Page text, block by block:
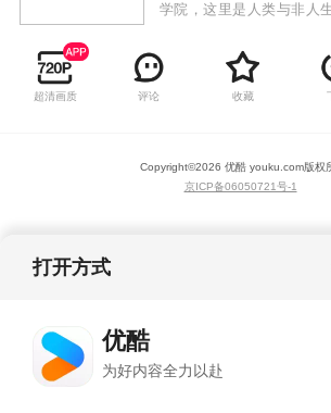
学院，这里是人类与非人
组成小队开始寻找解决校
揭开学院地下埋藏的远古
至——地狱维度的岩浆海
现所有灾难背后都有神秘黑
现身，用黑暗能量石化了
超清画质 评论 收藏
Copyright©2026 优酷 youku.com版权
京ICP备06050721号-1
打开方式
优酷
为好内容全力以赴